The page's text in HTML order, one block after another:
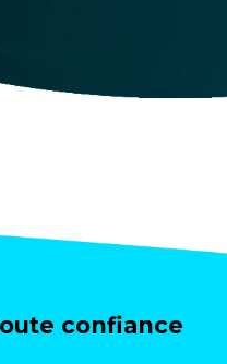
confiance